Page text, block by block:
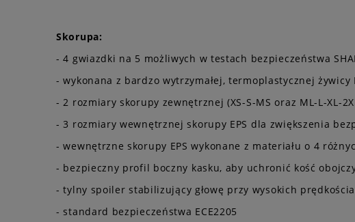
Skorupa:
- 4 gwiazdki na 5 możliwych w testach bezpieczeństwa
- wykonana z bardzo wytrzymałej, termoplastycznej żywicy
- 2 rozmiary skorupy zewnętrznej (XS-S-MS oraz ML-L-XL-
- 3 rozmiary wewnętrznej skorupy EPS dla zwiększenia
- wewnętrzne skorupy EPS wykonane z materiału o 4
- bezpieczny profil boczny kasku, aby uchronić kość
- tylny spoiler stabilizujący głowę przy wysokich
- standard bezpieczeństwa ECE2205